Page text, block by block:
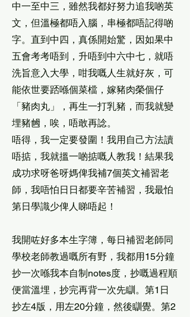
中一至中三，雖然我都好努力追我啲英
文，但溫極都唔入腦，串極都唔記得啲
字。直到中四，真係開始驚，因如果中
五會考考唔到，升唔到中六中七，就唔
洗旨意入大學，咁我嘅人生就好灰，可
能依世要踎喺個菜檔，嫁豬肉榮個仔
「豬肉丸」，再生一打乳豬，而我就變
埋豬乸，唉，唔敢再諗。
唔得，我一定要發圍！我用自己方法讀
唔掂，我就搵一啲掂嘅人教我！結果我
成功求呀爸呀媽俾我補7個英文補習老
師，我唔怕日日都要辛苦補習，我最怕
第日學識少俾人睇唔起！
我開咗好多本生字簿，每日補習老師同
學校老師教過嘅所有野，我都用15分鐘
抄一次喺我本自制notes度，抄嘅過程順
便當溫埋，抄完再背一次先瞓。第1日
抄左4版，用左20分鐘，然後瞓覺。第2